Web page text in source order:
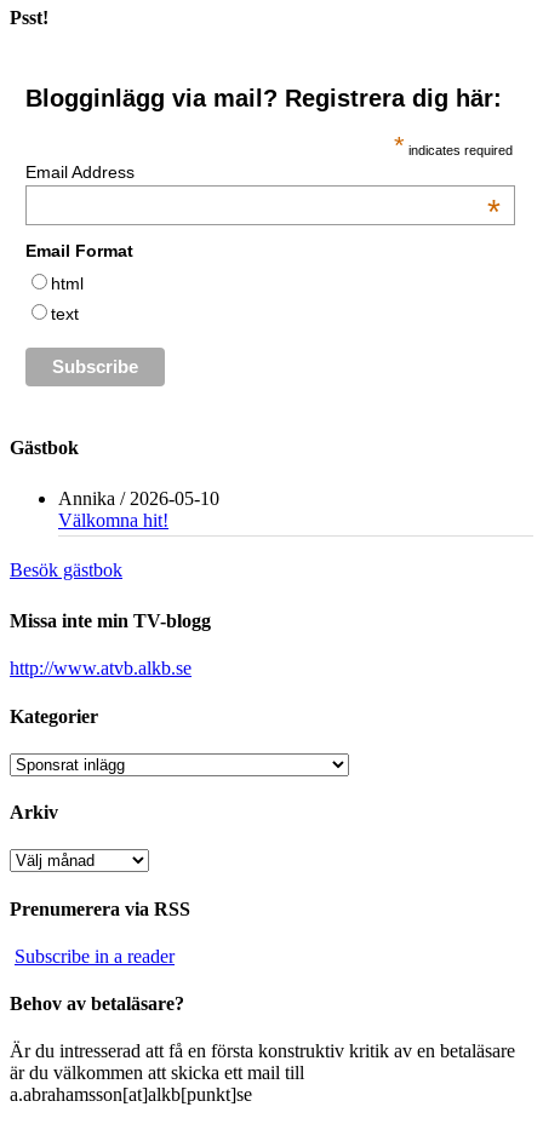
Psst!
Blogginlägg via mail? Registrera dig här:
* indicates required
Email Address
*
Email Format
html
text
Gästbok
Annika / 2026-05-10
Välkomna hit!
Besök gästbok
Missa inte min TV-blogg
http://www.atvb.alkb.se
Kategorier
Kategorier
Arkiv
Arkiv
Prenumerera via RSS
Subscribe in a reader
Behov av betaläsare?
Är du intresserad att få en första konstruktiv kritik av en betaläsare
är du välkommen att skicka ett mail till
a.abrahamsson[at]alkb[punkt]se